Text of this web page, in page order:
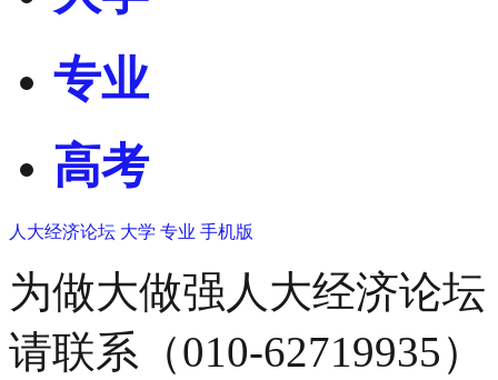
专业
高考
人大经济论坛 大学 专业 手机版
为做大做强人大经济论
请联系（010-62719935）